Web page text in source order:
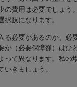
の費用は必要でしょう
択肢になります。
る必要があるのか、必
か（必要保障額）はひ
って異なります。私の
いきましょう。